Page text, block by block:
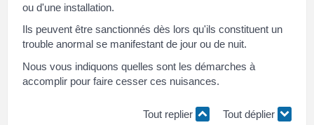
ou d'une installation.
Ils peuvent être sanctionnés dès lors qu'ils constituent un
trouble anormal se manifestant de jour ou de nuit.
Nous vous indiquons quelles sont les démarches à
accomplir pour faire cesser ces nuisances.
Tout replier Tout déplier